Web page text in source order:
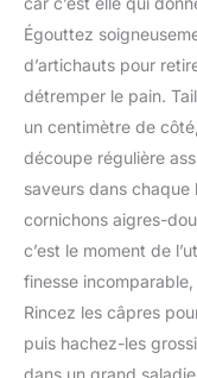
Égouttez
d’artichauts pour
détremper le pain.
un centimètre de
découpe régulière
saveurs dans chaque
cornichons aigres-
c’est le moment de
finesse
Rincez les câpres
puis hachez-les
dans un grand